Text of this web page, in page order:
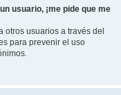
usuario, ¡me pide que me
usuarios a través del
para prevenir el uso